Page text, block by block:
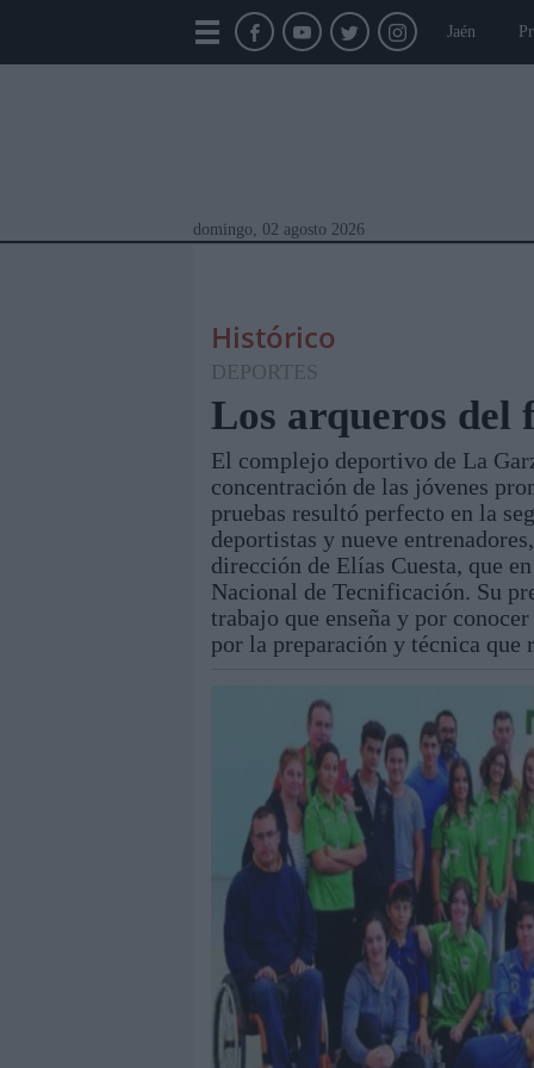
Jaén
domingo, 02 agosto 2026
Módulos Portada Jaén Provincia
Histórico
DEPORTES
Los arqueros del
El complejo deportivo de La
concentración de las jóvenes
pruebas resultó perfecto en la
deportistas y nueve
dirección de Elías Cuesta, que
Nacional de Tecnificación. Su
trabajo que enseña y por
por la preparación y técnica que